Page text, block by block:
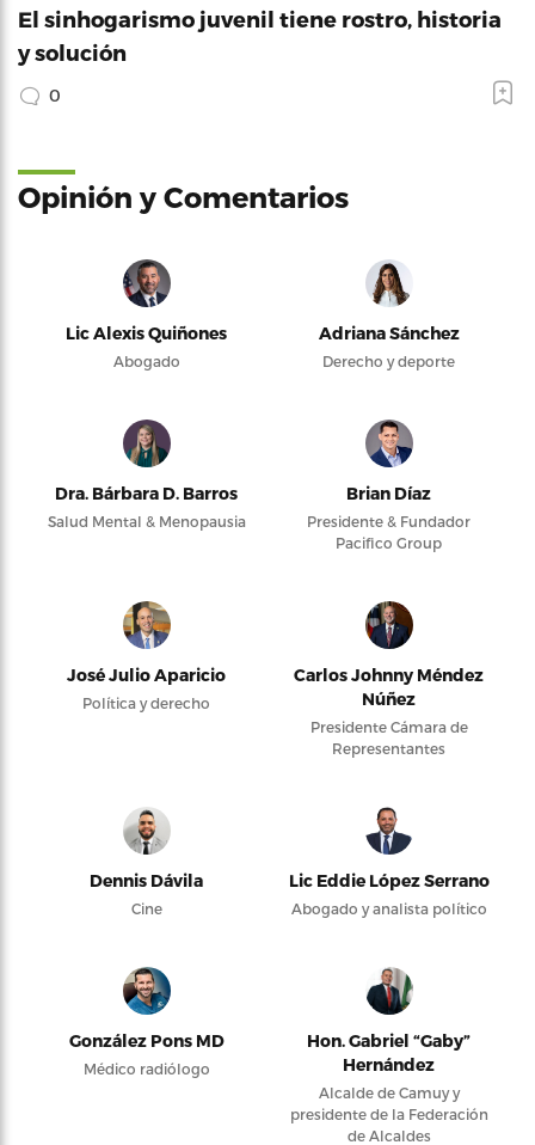
El sinhogarismo juvenil tiene rostro, historia
y solución
0
Opinión y Comentarios
Lic Alexis Quiñones
Abogado
Adriana Sánchez
Derecho y deporte
Dra. Bárbara D. Barros
Salud Mental & Menopausia
Brian Díaz
Presidente & Fundador
Pacifico Group
José Julio Aparicio
Política y derecho
Carlos Johnny Méndez
Núñez
Presidente Cámara de
Representantes
Dennis Dávila
Cine
Lic Eddie López Serrano
Abogado y analista político
González Pons MD
Médico radiólogo
Hon. Gabriel “Gaby”
Hernández
Alcalde de Camuy y
presidente de la Federación
de Alcaldes